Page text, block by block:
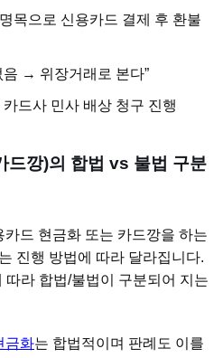
목으로 신용카드 결제 후 환불
음 → 위장거래로 본다”
드사 민사 배상 청구 진행
드깡)의 합법 vs 불법 구분
드 현금화 또는 카드깡을 하는
진행 방법에 따라 달라집니다.
라 합법/불법이 구분되어 지는
금화는 합법적이며 판례도 이를